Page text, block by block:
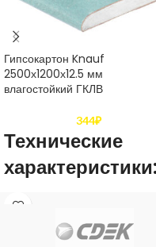
Гипсокартон Knauf
2500х1200х12.5 мм
влагостойкий ГКЛВ
344₽
Технические
характеристики:
Толщина